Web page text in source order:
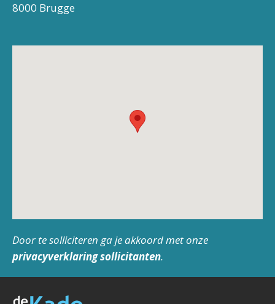
8000 Brugge
Door te solliciteren ga je akkoord met onze
privacyverklaring sollicitanten.